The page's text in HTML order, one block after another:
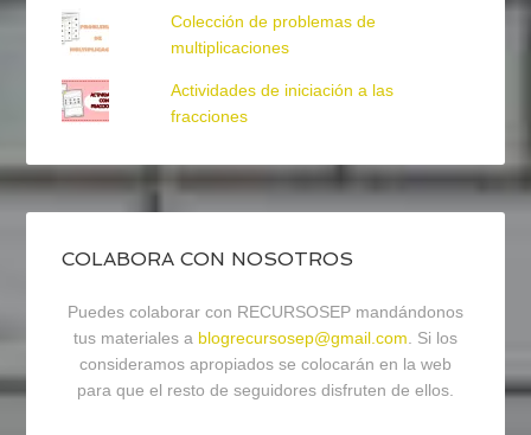
Colección de problemas de
multiplicaciones
Actividades de iniciación a las
fracciones
COLABORA CON NOSOTROS
Puedes colaborar con RECURSOSEP mandándonos
tus materiales a blogrecursosep@gmail.com. Si los
consideramos apropiados se colocarán en la web
para que el resto de seguidores disfruten de ellos.